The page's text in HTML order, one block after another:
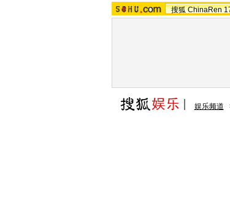
搜狐 ChinaRen
娱乐频道